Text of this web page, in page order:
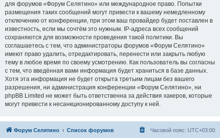
для форумов «Форум Селятино» или международное право. Попытки
размещения таких сообщений могут привести к вашему немедленному
отключению от конференции, при этом ваш провайдер будет поставлен в
известность, если мы сочтём это нужным. IP-адреса всех сообщений
сохраняются для возможности проведения такой политики. Вы
соглашаетесь с тем, что администраторы форумов «Форум Селятино»
имеют право удалить, отредактировать, перенести или закрыть любую
тему в любое время по своему усмотрению. Как пользователь вы согласны
с тем, что введённая вами информация будет храниться в базе данных.
Хотя эта информация не будет открыта третьим лицам без вашего
разрешения, ни администрация конференции «Форум Селятино», ни
phpBB Limited не может быть ответственна за действия хакеров, которые
могут привести к несанкционированному доступу к ней.
Форум Селятино Список форумов Часовой пояс: UTC+03:00